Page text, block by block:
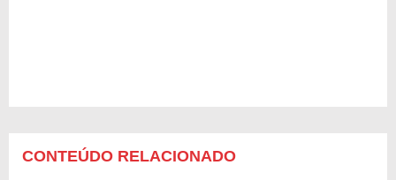
CONTEÚDO RELACIONADO